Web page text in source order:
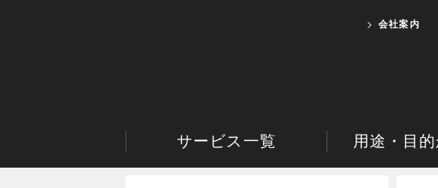
会社案内
サービス一覧 用途・目